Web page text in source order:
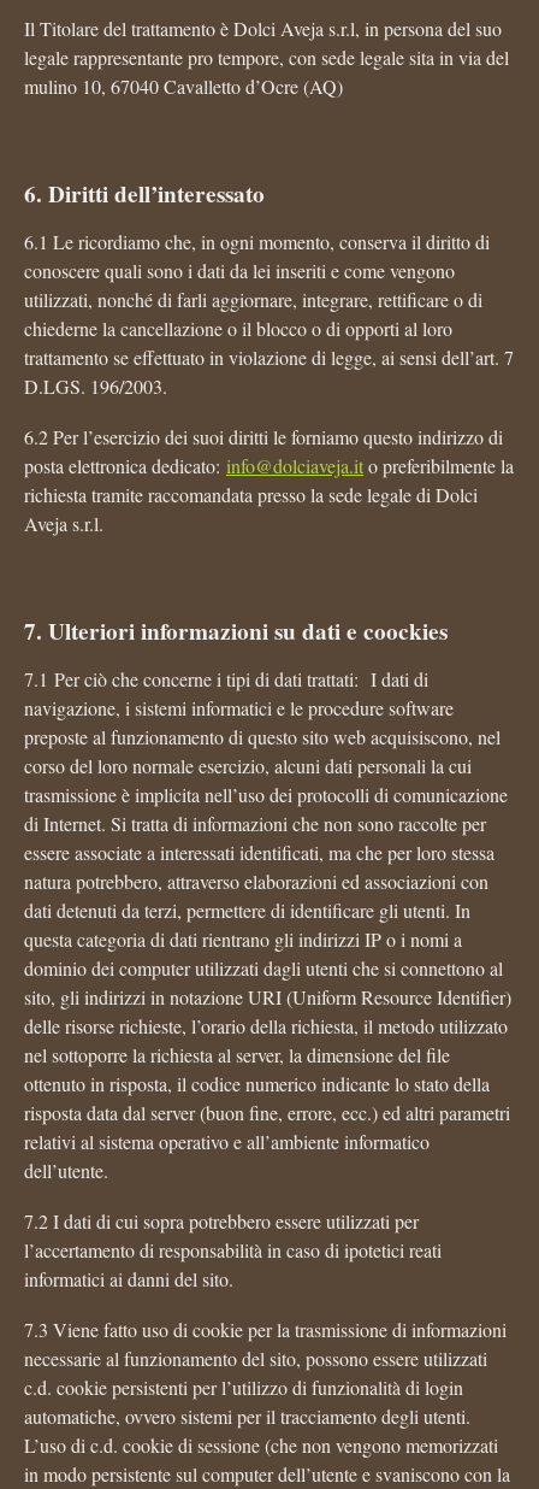
Il Titolare del trattamento è Dolci Aveja s.r.l, in persona del suo
legale rappresentante pro tempore, con sede legale sita in via del
mulino 10, 67040 Cavalletto d’Ocre (AQ)
6. Diritti dell’interessato
6.1 Le ricordiamo che, in ogni momento, conserva il diritto di
conoscere quali sono i dati da lei inseriti e come vengono
utilizzati, nonché di farli aggiornare, integrare, rettificare o di
chiederne la cancellazione o il blocco o di opporti al loro
trattamento se effettuato in violazione di legge, ai sensi dell’art. 7
D.LGS. 196/2003.
6.2 Per l’esercizio dei suoi diritti le forniamo questo indirizzo di
posta elettronica dedicato: info@dolciaveja.ito preferibilmente la
richiesta tramite raccomandata presso la sede legale di Dolci
Aveja s.r.l.
7. Ulteriori informazioni su dati e coockies
7.1 Per ciò che concerne i tipi di dati trattati: I dati di
navigazione, i sistemi informatici e le procedure software
preposte al funzionamento di questo sito web acquisiscono, nel
corso del loro normale esercizio, alcuni dati personali la cui
trasmissione è implicita nell’uso dei protocolli di comunicazione
di Internet. Si tratta di informazioni che non sono raccolte per
essere associate a interessati identificati, ma che per loro stessa
natura potrebbero, attraverso elaborazioni ed associazioni con
dati detenuti da terzi, permettere di identificare gli utenti. In
questa categoria di dati rientrano gli indirizzi IP o i nomi a
dominio dei computer utilizzati dagli utenti che si connettono al
sito, gli indirizzi in notazione URI (Uniform Resource Identifier)
delle risorse richieste, l’orario della richiesta, il metodo utilizzato
nel sottoporre la richiesta al server, la dimensione del file
ottenuto in risposta, il codice numerico indicante lo stato della
risposta data dal server (buon fine, errore, ecc.) ed altri parametri
relativi al sistema operativo e all’ambiente informatico
dell’utente.
7.2 I dati di cui sopra potrebbero essere utilizzati per
l’accertamento di responsabilità in caso di ipotetici reati
informatici ai danni del sito.
7.3 Viene fatto uso di cookie per la trasmissione di informazioni
necessarie al funzionamento del sito, possono essere utilizzati
c.d. cookie persistenti per l’utilizzo di funzionalità di login
automatiche, ovvero sistemi per il tracciamento degli utenti.
L’uso di c.d. cookie di sessione (che non vengono memorizzati
in modo persistente sul computer dell’utente e svaniscono con la